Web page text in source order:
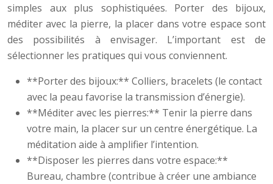
simples aux plus sophistiquées. Porter des bijoux,
méditer avec la pierre, la placer dans votre espace sont
des possibilités à envisager. L’important est de
sélectionner les pratiques qui vous conviennent.
**Porter des bijoux:** Colliers, bracelets (le contact
avec la peau favorise la transmission d’énergie).
**Méditer avec les pierres:** Tenir la pierre dans
votre main, la placer sur un centre énergétique. La
méditation aide à amplifier l’intention.
**Disposer les pierres dans votre espace:**
Bureau, chambre (contribue à créer une ambiance